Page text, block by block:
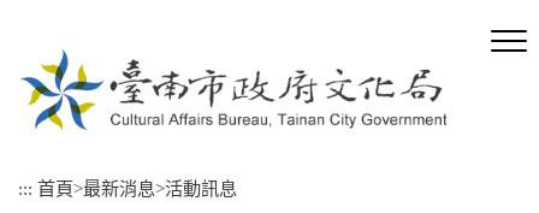
::: 首頁>最新消息>活動訊息